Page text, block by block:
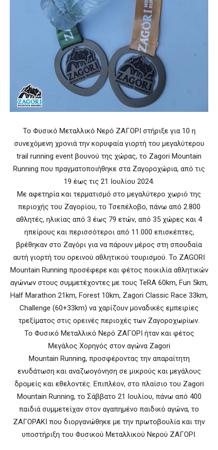
Το Φυσικό Μεταλλικό Νερό ΖΑΓΟΡΙ στήριξε για 10 η
συνεχόμενη χρονιά την κορυφαία γιορτή του μεγαλύτερου
trail running event βουνού της χώρας, το Zagori Mountain
Running που πραγματοποιήθηκε στα Ζαγοροχώρια, από τις
19 έως τις 21 Ιουλίου 2024.
Με αφετηρία και τερματισμό στο μεγαλύτερο χωριό της
περιοχής του Ζαγορίου, το Τσεπέλοβο, πάνω από 2.800
αθλητές, ηλικίας από 3 έως 79 ετών, από 35 χώρες και 4
ηπείρους και περισσότεροι από 11.000 επισκέπτες,
βρέθηκαν στο Ζαγόρι για να πάρουν μέρος στη σπουδαία
αυτή γιορτή του ορεινού αθλητικού τουρισμού. Το ZAGORI
Mountain Running προσέφερε και φέτος ποικιλία αθλητικών
αγώνων στους συμμετέχοντες με τους TeRA 60km, Fun 5km,
Half Marathon 21km, Forest 10km, Zagori Classic Race 33km,
Challenge (60+33km) να χαρίζουν μοναδικές εμπειρίες
τρεξίματος στις ορεινές περιοχές των Ζαγοροχωρίων.
Το Φυσικό Μεταλλικό Νερό ΖΑΓΟΡΙ ήταν και φέτος
Μεγάλος Χορηγός στον αγώνα Zagori
Mountain Running, προσφέροντας την απαραίτητη
ενυδάτωση και αναζωογόνηση σε μικρούς και μεγάλους
δρομείς και εθελοντές. Επιπλέον, στο πλαίσιο του Zagori
Mountain Running, το Σάββατο 21 Ιουλίου, πάνω από 400
παιδιά συμμετείχαν στον αγαπημένο παιδικό αγώνα, το
ΖΑΓΟΡΑΚΙ που διοργανώθηκε με την πρωτοβουλία και την
υποστήριξη του Φυσικού Μεταλλικού Νερού ΖΑΓΟΡΙ.